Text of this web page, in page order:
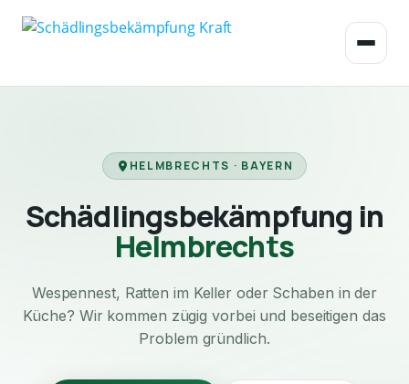
HELMBRECHTS · BAYERN
Schädlingsbekämpfung in
Helmbrechts
Wespennest, Ratten im Keller oder Schaben in der
Küche? Wir kommen zügig vorbei und beseitigen das
Problem gründlich.